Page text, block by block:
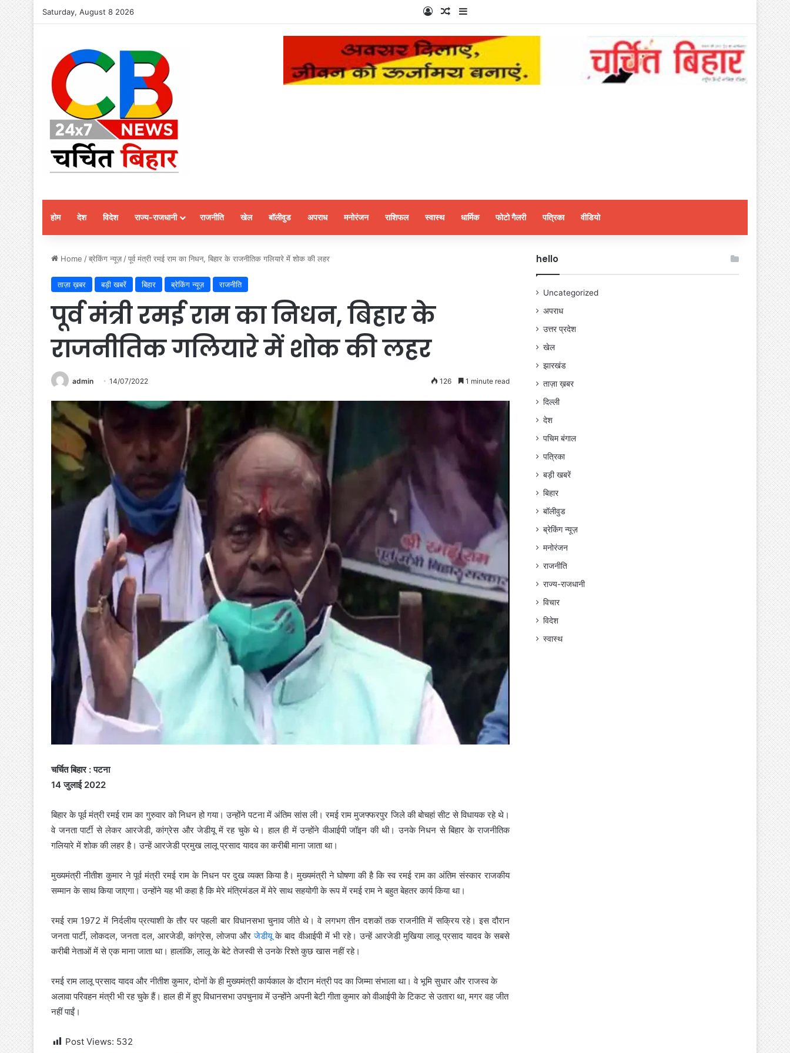
Saturday, August 8 2026 Log InRandom Article
Sidebar
होम देश विदेश राज्य-राजधानी राजनीति खेल बॉलीवुड अपराध मनोरंजन राशिफल स्वास्थ धार्मिक फोटो गैलरी पत्रिका वीडियो
Home /ब्रेकिंग न्यूज़ /पूर्व मंत्री रमई राम का निधन, बिहार के राजनीतिक गलियारे में शोक की लहर
ताज़ा ख़बर बड़ी खबरें बिहार ब्रेकिंग न्यूज़ राजनीति
पूर्व मंत्री रमई राम का निधन, बिहार के
राजनीतिक गलियारे में शोक की लहर
admin 14/07/2022 126 1 minute read
चर्चित बिहार : पटना
14 जुलाई 2022
बिहार के पूर्व मंत्री रमई राम का गुरुवार को निधन हो गया। उन्होंने पटना में अंतिम सांस ली। रमई राम मुजफ्फरपुर जिले की बोचहां सीट से विधायक रहे थे।
वे जनता पार्टी से लेकर आरजेडी, कांग्रेस और जेडीयू में रह चुके थे। हाल ही में उन्होंने वीआईपी जॉइन की थी। उनके निधन से बिहार के राजनीतिक
गलियारे में शोक की लहर है। उन्हें आरजेडी प्रमुख लालू प्रसाद यादव का करीबी माना जाता था।
मुख्यमंत्री नीतीश कुमार ने पूर्व मंत्री रमई राम के निधन पर दुख व्यक्त किया है। मुख्यमंत्री ने घोषणा की है कि स्व रमई राम का अंतिम संस्कार राजकीय
सम्मान के साथ किया जाएगा। उन्होंने यह भी कहा है कि मेरे मंत्रिमंडल में मेरे साथ सहयोगी के रूप में रमई राम ने बहुत बेहतर कार्य किया था।
रमई राम 1972 में निर्दलीय प्रत्याशी के तौर पर पहली बार विधानसभा चुनाव जीते थे। वे लगभग तीन दशकों तक राजनीति में सक्रिय रहे। इस दौरान
जनता पार्टी, लोकदल, जनता दल, आरजेडी, कांग्रेस, लोजपा औरजेडीयूके बाद वीआईपी में भी रहे। उन्हें आरजेडी मुखिया लालू प्रसाद यादव के सबसे
करीबी नेताओं में से एक माना जाता था। हालांकि, लालू के बेटे तेजस्वी से उनके रिश्ते कुछ खास नहीं रहे।
रमई राम लालू प्रसाद यादव और नीतीश कुमार, दोनों के ही मुख्यमंत्री कार्यकाल के दौरान मंत्री पद का जिम्मा संभाला था। वे भूमि सुधार और राजस्व के
अलावा परिवहन मंत्री भी रह चुके हैं। हाल ही में हुए विधानसभा उपचुनाव में उन्होंने अपनी बेटी गीता कुमार को वीआईपी के टिकट से उतारा था, मगर वह जीत
नहीं पाईं।
Post Views: 532
hello
Uncategorized
अपराध
उत्तर प्रदेश
खेल
झारखंड
ताज़ा ख़बर
दिल्ली
देश
पचिम बंगाल
पत्रिका
बड़ी खबरें
बिहार
बॉलीवुड
ब्रेकिंग न्यूज़
मनोरंजन
राजनीति
राज्य-राजधानी
विचार
विदेश
स्वास्थ